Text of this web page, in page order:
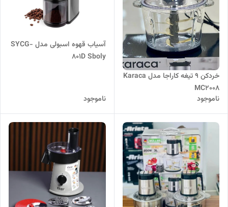
خردکن 9 تیغه کاراجا مدل Karaca
MC2008
ناموجود
آسیاب قهوه اسبولی مدل SYCG-
801D Sboly
ناموجود